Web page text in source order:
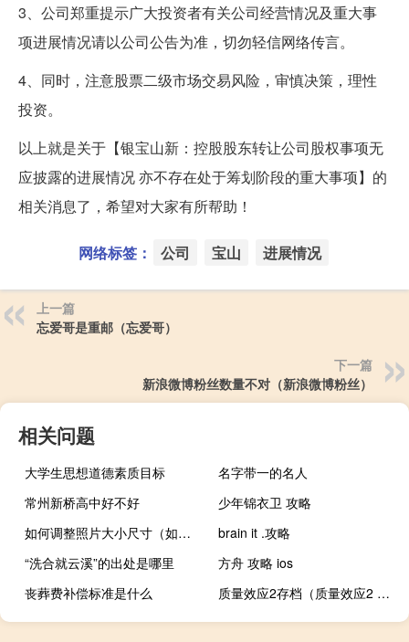
3、公司郑重提示广大投资者有关公司经营情况及重大事
项进展情况请以公司公告为准，切勿轻信网络传言。
4、同时，注意股票二级市场交易风险，审慎决策，理性
投资。
以上就是关于【银宝山新：控股股东转让公司股权事项无
应披露的进展情况 亦不存在处于筹划阶段的重大事项】的
相关消息了，希望对大家有所帮助！
网络标签： 公司 宝山 进展情况
上一篇
忘爱哥是重邮（忘爱哥）
下一篇
新浪微博粉丝数量不对（新浪微博粉丝）
相关问题
大学生思想道德素质目标
名字带一的名人
常州新桥高中好不好
少年锦衣卫 攻略
如何调整照片大小尺寸（如何调整照片大小10kb）
brain it .攻略
“洗合就云溪”的出处是哪里
方舟 攻略 ios
丧葬费补偿标准是什么
质量效应2存档（质量效应2 推倒）